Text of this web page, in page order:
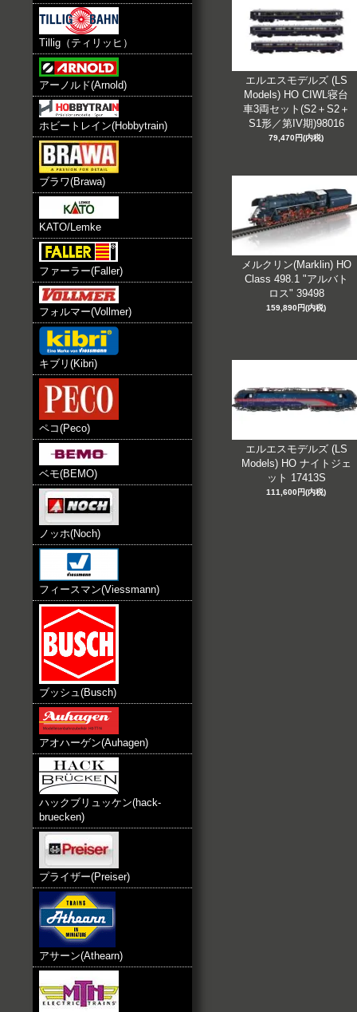
Tillig（ティリッヒ）
アーノルド(Arnold)
ホビートレイン(Hobbytrain)
ブラワ(Brawa)
KATO/Lemke
ファーラー(Faller)
フォルマー(Vollmer)
キブリ(Kibri)
ペコ(Peco)
ベモ(BEMO)
ノッホ(Noch)
フィースマン(Viessmann)
ブッシュ(Busch)
アオハーゲン(Auhagen)
ハックブリュッケン(hack-
bruecken)
プライザー(Preiser)
アサーン(Athearn)
エルエスモデルズ (LS
Models) HO CIWL寝台
車3両セット(S2＋S2＋
S1形／第IV期)98016
79,470円(内税)
メルクリン(Marklin) HO
Class 498.1 "アルバト
ロス" 39498
159,890円(内税)
エルエスモデルズ (LS
Models) HO ナイトジェ
ット 17413S
111,600円(内税)